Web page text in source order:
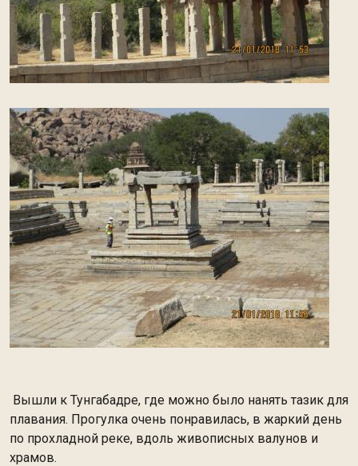
Вышли к Тунгабадре, где можно было нанять тазик для
плавания. Прогулка очень понравилась, в жаркий день
по прохладной реке, вдоль живописных валунов и
храмов.